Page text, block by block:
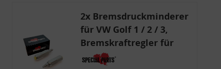
2x Bremsdruckminderer
für VW Golf 1 / 2 / 3,
Bremskraftregler für
G60 / 16V / VR6